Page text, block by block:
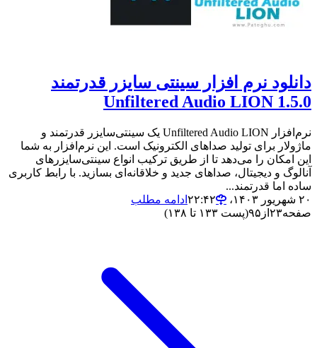
دانلود نرم افزار سینتی سایزر قدرتمند
Unfiltered Audio LION 1.5.0
نرم‌افزار Unfiltered Audio LION یک سینتی‌سایزر قدرتمند و
ماژولار برای تولید صداهای الکترونیک است. این نرم‌افزار به شما
این امکان را می‌دهد تا از طریق ترکیب انواع سینتی‌سایزرهای
آنالوگ و دیجیتال، صداهای جدید و خلاقانه‌ای بسازید. با رابط کاربری
ساده اما قدرتمند...
۲۰ شهریور ۱۴۰۳،‏ ۲۲:۴۲
ادامه مطلب
صفحه۲۳ از ۹۵(پست ۱۳۳ تا ۱۳۸)